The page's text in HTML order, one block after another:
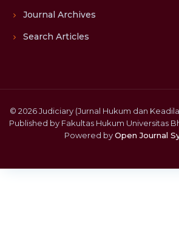
Journal Archives
Search Articles
© 2026 Judiciary (Jurnal Hukum dan
Published by Fakultas Hukum Universitas
Powered byOpen Journal